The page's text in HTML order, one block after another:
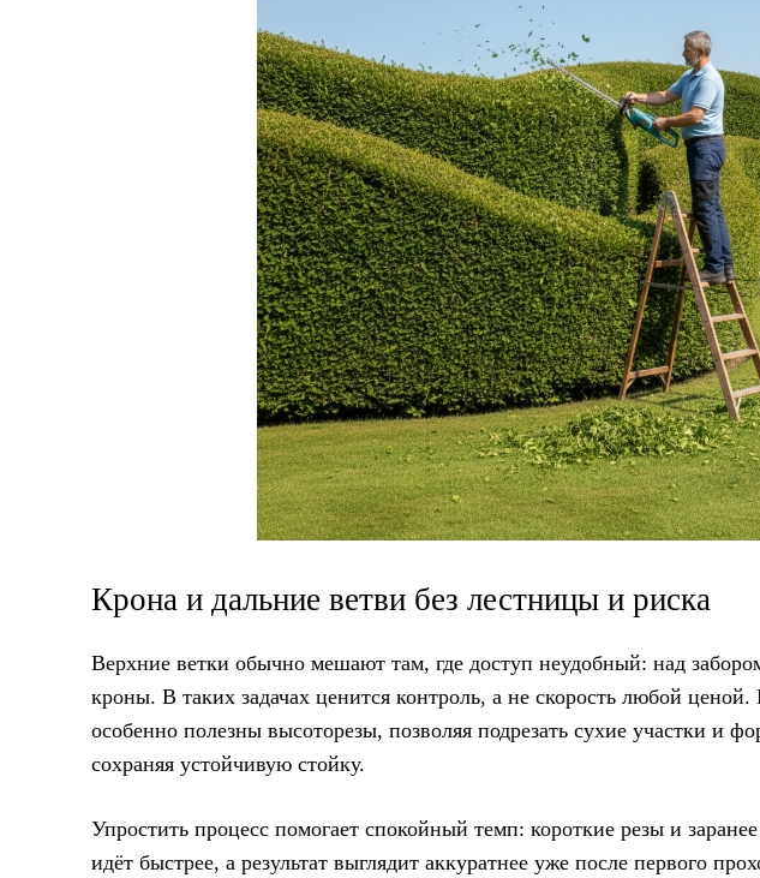
Крона и дальние ветви без лестницы и риска
Верхние ветки обычно мешают там, где доступ неудобный: над
кроны. В таких задачах ценится контроль, а не скорость любой
особенно полезны высоторезы, позволяя подрезать сухие участки и
сохраняя устойчивую стойку.
Упростить процесс помогает спокойный темп: короткие резы и
идёт быстрее, а результат выглядит аккуратнее уже после первого